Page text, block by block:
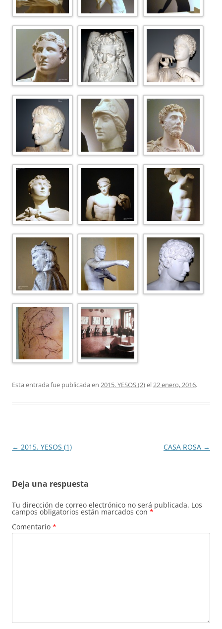
Esta entrada fue publicada en 2015. YESOS (2)el22 enero, 2016.
Navegación
← 2015. YESOS (1) CASA ROSA →
Deja una respuesta
Tu dirección de correo electrónico no será publicada. Los
campos obligatorios están marcados con *
Comentario *